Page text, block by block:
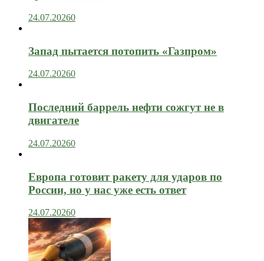
24.07.20260
Запад пытается потопить «Газпром»
24.07.20260
Последний баррель нефти сожгут не в
двигателе
24.07.20260
Европа готовит ракету для ударов по
России, но у нас уже есть ответ
24.07.20260